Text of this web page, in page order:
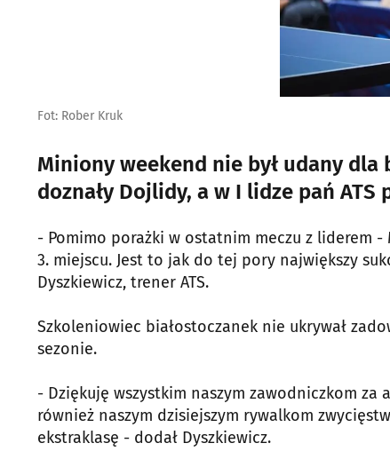
Fot: Rober Kruk
Miniony weekend nie był udany
doznały Dojlidy, a w I lidze pań ATS
- Pomimo porażki w ostatnim meczu z liderem -
3. miejscu. Jest to jak do tej pory największy
Dyszkiewicz, trener ATS.
Szkoleniowiec białostoczanek nie ukrywał
sezonie.
- Dziękuję wszystkim naszym zawodniczkom
również naszym dzisiejszym rywalkom
ekstraklasę - dodał Dyszkiewicz.